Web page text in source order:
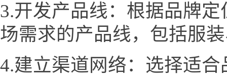
3.开发产品线：根据品牌
场需求的产品线，包括服
4.建立渠道网络：选择适